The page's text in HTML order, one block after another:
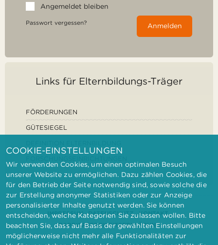
Angemeldet bleiben
Passwort vergessen? Anmelden
Links für Elternbildungs-Träger
FÖRDERUNGEN
GÜTESIEGEL
IMPRESSUM DATENSCHUTZ
KONTAKT
BARRIEREFREIHEITSERKLÄRUNG
COOKIE-EINSTELLUNGEN
Wir verwenden Cookies, um einen optimalen Besuch
unserer Website zu ermöglichen. Dazu zählen Cookies, die
für den Betrieb der Seite notwendig sind, sowie solche die
zur Erstellung anonymer Statistiken oder zur Anzeige
personalisierter Inhalte genutzt werden. Sie können
entscheiden, welche Kategorien Sie zulassen wollen. Bitte
beachten Sie, dass auf Basis der gewählten Einstellungen
möglicherweise nicht mehr alle Funktionalitäten zur